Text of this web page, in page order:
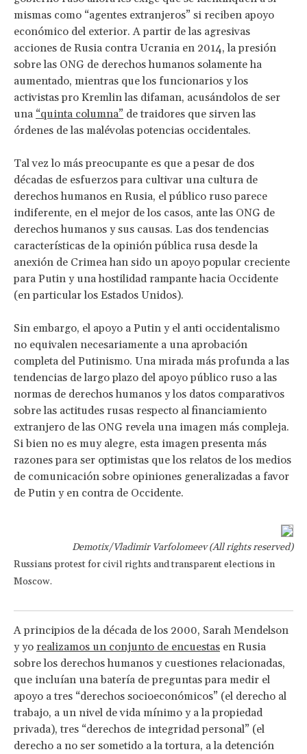
mismas como “agentes extranjeros” si reciben apoyo
económico del exterior. A partir de las agresivas
acciones de Rusia contra Ucrania en 2014, la presión
sobre las ONG de derechos humanos solamente ha
aumentado, mientras que los funcionarios y los
activistas pro Kremlin las difaman, acusándolos de ser
una “quinta columna” de traidores que sirven las
órdenes de las malévolas potencias occidentales.
Tal vez lo más preocupante es que a pesar de dos
décadas de esfuerzos para cultivar una cultura de
derechos humanos en Rusia, el público ruso parece
indiferente, en el mejor de los casos, ante las ONG de
derechos humanos y sus causas. Las dos tendencias
características de la opinión pública rusa desde la
anexión de Crimea han sido un apoyo popular creciente
para Putin y una hostilidad rampante hacia Occidente
(en particular los Estados Unidos).
Sin embargo, el apoyo a Putin y el anti occidentalismo
no equivalen necesariamente a una aprobación
completa del Putinismo. Una mirada más profunda a las
tendencias de largo plazo del apoyo público ruso a las
normas de derechos humanos y los datos comparativos
sobre las actitudes rusas respecto al financiamiento
extranjero de las ONG revela una imagen más compleja.
Si bien no es muy alegre, esta imagen presenta más
razones para ser optimistas que los relatos de los medios
de comunicación sobre opiniones generalizadas a favor
de Putin y en contra de Occidente.
Demotix/Vladimir Varfolomeev (All rights reserved)
Russians protest for civil rights and transparent elections in
Moscow.
A principios de la década de los 2000, Sarah Mendelson
y yo realizamos un conjunto de encuestas en Rusia
sobre los derechos humanos y cuestiones relacionadas,
que incluían una batería de preguntas para medir el
apoyo a tres “derechos socioeconómicos” (el derecho al
trabajo, a un nivel de vida mínimo y a la propiedad
privada), tres “derechos de integridad personal” (el
derecho a no ser sometido a la tortura, a la detención